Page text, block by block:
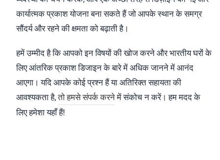
कार्यात्मक प्रकाश योजना बना सकते हैं जो आपके स्थान के समग्र
सौंदर्य और रहने की क्षमता को बढ़ाती है।
हमें उम्मीद है कि आपको इन विषयों की खोज करने और भारतीय घरों के
लिए आंतरिक प्रकाश डिजाइन के बारे में अधिक जानने में आनंद
आएगा। यदि आपके कोई प्रश्न हैं या अतिरिक्त सहायता की
आवश्यकता है,तो हमसे संपर्क करनेमें संकोच न करें। हम मदद के
लिए हमेशा यहाँ हैं!